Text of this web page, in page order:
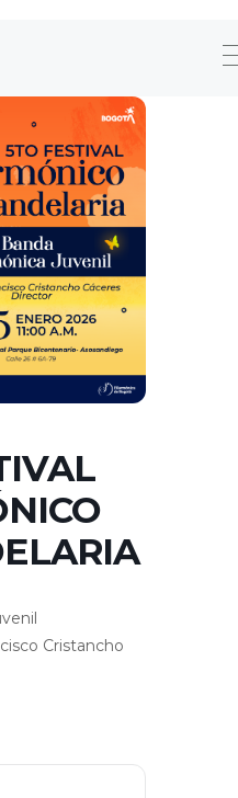
Cristancho